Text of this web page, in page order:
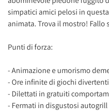
simpatici amici pelosi in
animata. Trova il mostro! Fallo
Punti di forza:
- Animazione e umorismo
- Ore infinite di giochi
- Dilettati in gratuiti
- Fermati in disgustosi